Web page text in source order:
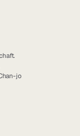
jo